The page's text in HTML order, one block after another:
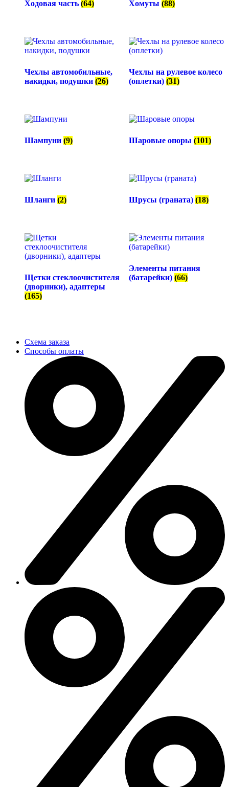
Ходовая часть (64) Хомуты (88)
Чехлы автомобильные,
накидки, подушки (26)
Чехлы на рулевое колесо
(оплетки) (31)
Шампуни (9) Шаровые опоры (101)
Шланги (2) Шрусы (граната) (18)
Щетки стеклоочистителя
(дворники), адаптеры
(165)
Элементы питания
(батарейки) (66)
Схема заказа
Способы оплаты